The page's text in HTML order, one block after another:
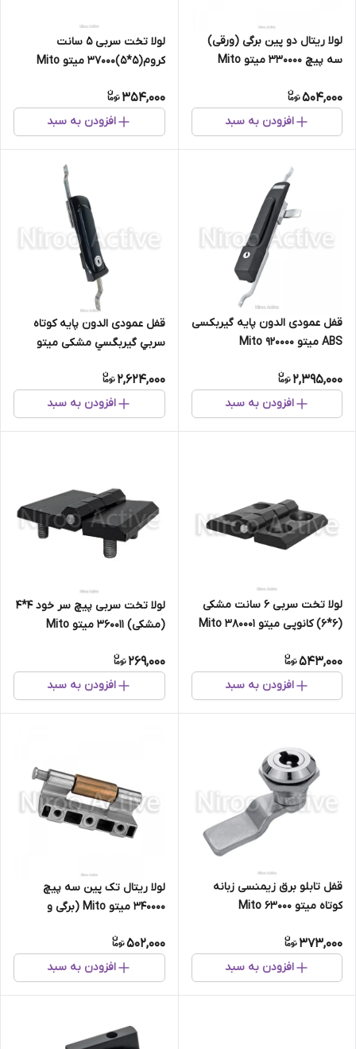
لولا ریتال دو پین برگی (ورقی)
سه پیچ ۳۳۰۰۰۰ میتو Mito
504,000
افزودن به سبد
لولا تخت سربی ۵ سانت
کروم(۵*۵)۳۷۰۰۰ میتو Mito
354,000
افزودن به سبد
قفل عمودی الدون پایه گیربکسی
ABS میتو Mito 920000
2,395,000
افزودن به سبد
قفل عمودی الدون پايه كوتاه
سربي گيربگسي مشكی میتو
2,624,000
افزودن به سبد
لولا تخت سربی ۶ سانت مشکی
(۶*۶) کانوپی میتو 380001 Mito
543,000
افزودن به سبد
لولا تخت سربی پیچ سر خود ۴*۴
(مشکی) ۳۶۰۰۱۱ میتو Mito
269,000
افزودن به سبد
قفل تابلو برق زیمنسی زبانه
کوتاه میتو Mito 63000
373,000
افزودن به سبد
لولا ریتال تک پین سه پیچ
۳۴۰۰۰۰ میتو Mito (برگی و
502,000
افزودن به سبد